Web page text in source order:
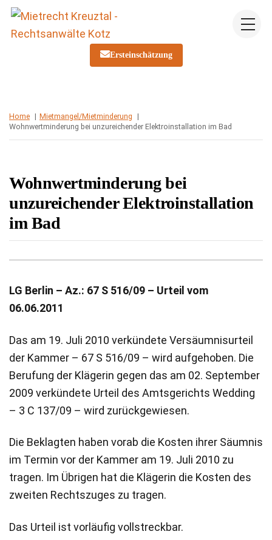
Skip
Ersteinschätzung
Home
Mietmangel/Mietminderung
Wohnwertminderung bei unzureichender Elektroinstallation im Bad
Wohnwertminderung bei
unzureichender Elektroinstallation
im Bad
LG Berlin – Az.: 67 S 516/09 – Urteil vom
06.06.2011
Das am 19. Juli 2010 verkündete Versäumnisurteil
der Kammer – 67 S 516/09 – wird aufgehoben. Die
Berufung der Klägerin gegen das am 02. September
2009 verkündete Urteil des Amtsgerichts Wedding
– 3 C 137/09 – wird zurückgewiesen.
Die Beklagten haben vorab die Kosten ihrer Säumnis
im Termin vor der Kammer am 19. Juli 2010 zu
tragen. Im Übrigen hat die Klägerin die Kosten des
zweiten Rechtszuges zu tragen.
Das Urteil ist vorläufig vollstreckbar.